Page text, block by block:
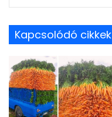
Kapcsolódó cikkek